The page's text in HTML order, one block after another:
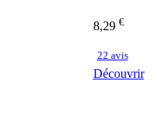
8,29 €
22 avis
Découvrir